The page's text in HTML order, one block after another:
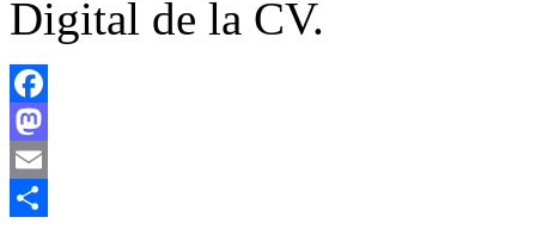
Digital de la CV.
Facebook
Mastodon
Email